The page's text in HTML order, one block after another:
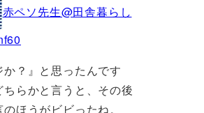
赤ペソ先生@田舎暮らし
か？』と思ったんです
ちらかと言うと、その後
ほうがビビったね。